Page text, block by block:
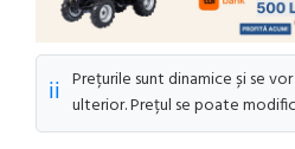
ℹ️ Prețurile sunt dinamice și se
ulterior. Prețul se poate